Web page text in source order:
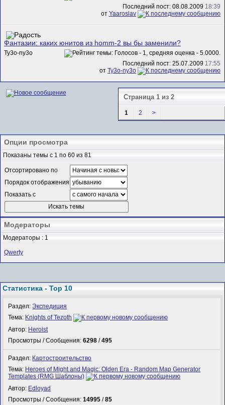
Последний пост: 08.08.2009 18:39
от Yaaroslav
Фантазии: каких юнитов из homm-2 вы бы заменили?
Ty3o-ny3o
Последний пост: 25.07.2009 17:55
от Ty3o-ny3o
Страница 1 из 2
1 2 >
Опции просмотра
Показаны темы с 1 по 60 из 81
Отсортировано по
Порядок отображения
Показать с
Модераторы
Модераторы : 1
Qwerty
Статистика - Top 10
Раздел:Экспедиция
Тема: Knights of Tezoth
Автор: Heroist
Просмотры / Сообщения:6298 /495
Раздел: Картостроительство
Тема: Heroes of Might and Magic: Olden Era - Random Map Generator
Templates (RMG Шаблоны)
Автор: Edloyad
Просмотры / Сообщения:14995 /85